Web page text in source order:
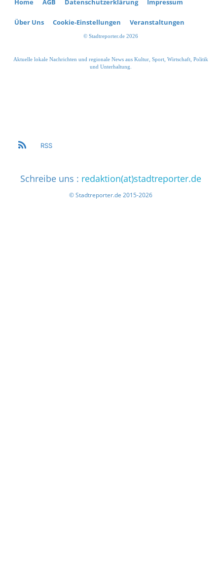
Home AGB Datenschutzerklärung Impressum
Über Uns Cookie-Einstellungen Veranstaltungen
© Stadtreporter.de 2026
Aktuelle lokale Nachrichten und regionale News aus Kultur, Sport, Wirtschaft, Politik
und Unterhaltung.
RSS
Schreibe uns : redaktion(at)stadtreporter.de
© Stadtreporter.de 2015-2026